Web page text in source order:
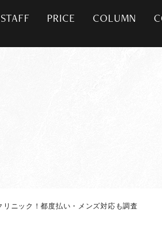
PRICE COLUMN
ニック！都度払い・メンズ対応も調査